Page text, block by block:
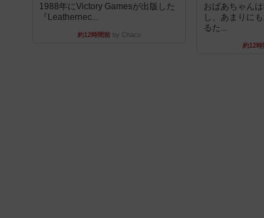
1988年にVictory Gamesが出版した
『Leathernec...
約12時間前by Chaco
おばあちゃん
し、あまりに
るた...
約12時